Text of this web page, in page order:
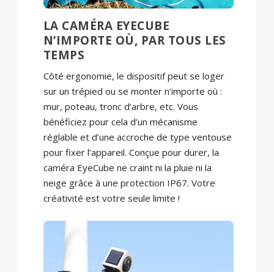
LA CAMÉRA EYECUBE
N’IMPORTE OÙ, PAR TOUS LES
TEMPS
Côté ergonomie, le dispositif peut se loger
sur un trépied ou se monter n’importe où :
mur, poteau, tronc d’arbre, etc. Vous
bénéficiez pour cela d’un mécanisme
réglable et d’une accroche de type ventouse
pour fixer l’appareil. Conçue pour durer, la
caméra EyeCube ne craint ni la pluie ni la
neige grâce à une protection IP67. Votre
créativité est votre seule limite !